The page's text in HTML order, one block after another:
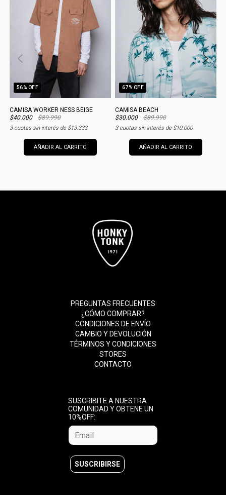
56% OFF
CAMISA WORKER NESS BEIGE
$40.000
$89.990
3cuotas sin interés de $13.333
AÑADIR AL CARRITO
67% OFF
CAMISA BEACH
$30.000
$89.990
3cuotas sin interés de $10.000
AÑADIR AL CARRITO
PREGUNTAS FRECUENTES
¿CÓMO COMPRAR?
CONDICIONES DE ENVÍO
CAMBIO Y DEVOLUCIÓN
TÉRMINOS Y CONDICIONES
STORES
CONTACTO
SUSCRIBITE A NUESTRA
COMUNIDAD Y OBTENE UN
10%OFF: